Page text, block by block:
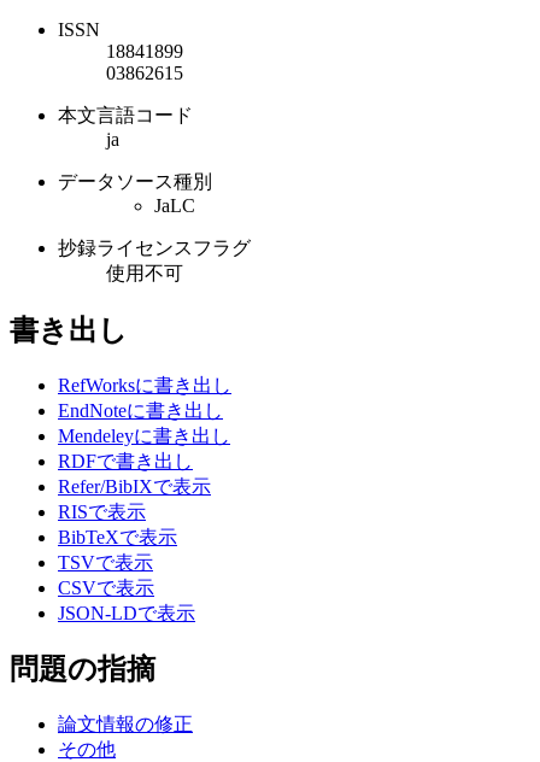
ISSN
18841899
03862615
本文言語コード
ja
データソース種別
JaLC
抄録ライセンスフラグ
使用不可
書き出し
RefWorksに書き出し
EndNoteに書き出し
Mendeleyに書き出し
RDFで書き出し
Refer/BibIXで表示
RISで表示
BibTeXで表示
TSVで表示
CSVで表示
JSON-LDで表示
問題の指摘
論文情報の修正
その他